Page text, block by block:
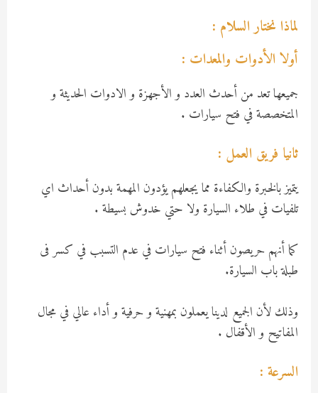
لماذا نختار السلام :
أولا الأدوات والمعدات :
جميعها تعد من أحدث العدد و الأجهزة و الادوات الحديثة و
المتخصصة في فتح سيارات .
ثانيا فريق العمل :
يتميز بالخبرة والكفاءة مما يجعلهم يؤدون المهمة بدون أحداث اي
تلفيات في طلاء السيارة ولا حتي خدوش بسيطة .
كما أنهم حريصون أثناء فتح سيارات في عدم التسبب في كسر فى
طبلة باب السيارة.
وذلك لأن الجميع لدينا يعملون بمهنية و حرفية و أداء عالي في مجال
المفاتيح و الأقفال .
السرعة :